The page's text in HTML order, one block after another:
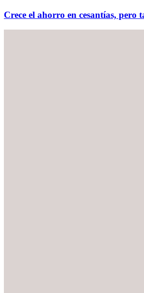
Crece el ahorro en cesantías, pero